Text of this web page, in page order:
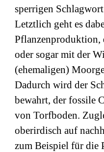
sperrigen
Letztlich geht es
Pflanzenproduktion,
oder sogar mit der
(ehemaligen)
Dadurch wird der
bewahrt, der fossile
von Torfboden.
oberirdisch auf
zum Beispiel für